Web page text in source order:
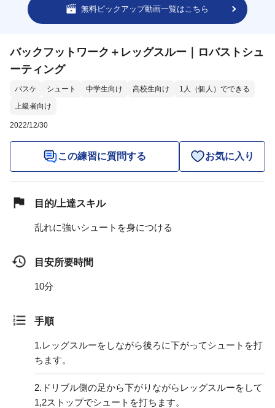
無料ピックアップ動画一覧はこちら
バックフットワーク＋レッグスルー｜ロバストシュ
ーティング
バスケ シュート 中学生向け 高校生向け
1人（個人）でできる
上級者向け
2022/12/30
この練習に質問する お気に入り
目的/上達スキル
乱れに強いシュートを身につける
目安所要時間
10分
手順
1.レッグスルーをしながら後ろに下がってシュートを打
ちます。
2. ドリブル側の足から下がりながらレッグスルーをして
1,2ストップでシュートを打ちます。